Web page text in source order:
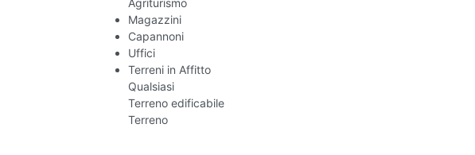
Agriturismo
Magazzini
Capannoni
Uffici
Terreni in Affitto
Qualsiasi
Terreno edificabile
Terreno